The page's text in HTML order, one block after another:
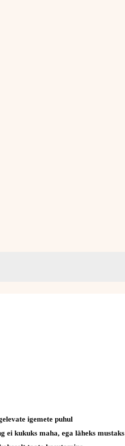
igemete puhul
kukuks maha, ega läheks mustaks